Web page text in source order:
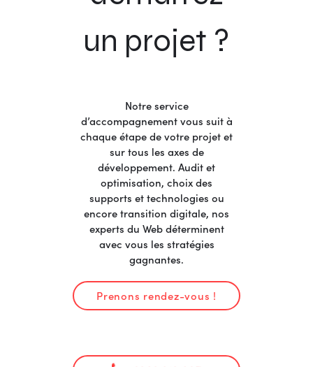
un projet ?
Notre service
d’accompagnement vous suit à
chaque étape de votre projet et
sur tous les axes de
développement. Audit et
optimisation, choix des
supports et technologies ou
encore transition digitale, nos
experts du Web déterminent
avec vous les stratégies
gagnantes.
Prenons rendez-vous !